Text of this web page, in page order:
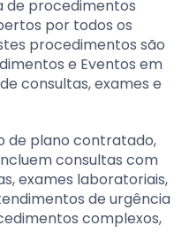
de procedimentos
por todos os
procedimentos são
e Eventos em
consultas, exames e
de plano contratado,
consultas com
exames laboratoriais,
de urgência
complexos,